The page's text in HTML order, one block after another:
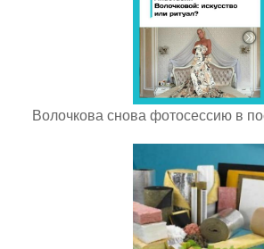
Волочкова снова фотосессию в